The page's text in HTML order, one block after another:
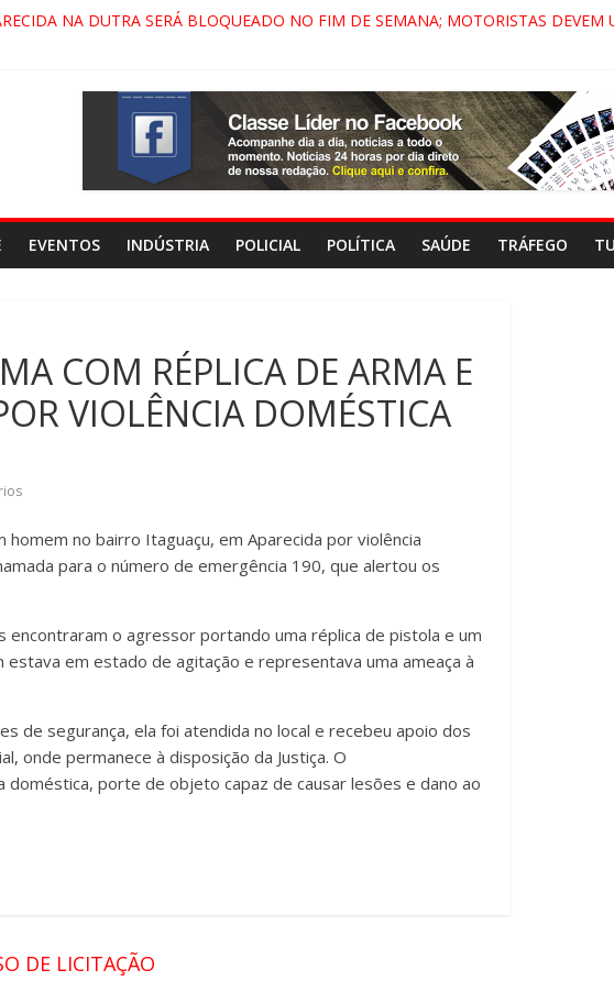
NA DUTRA SERÁ BLOQUEADO NO FIM DE SEMANA; MOTORISTAS DEVEM
DO COMANDO VERMELHO NO VALE”, AFIRMA PROMOTOR DO GAECO
EVENTOS INDÚSTRIA POLICIAL POLÍTICA SAÚDE TRÁFEGO
COM RÉPLICA DE ARMA E
VIOLÊNCIA DOMÉSTICA
no bairro Itaguaçu, em Aparecida por violência
para o número de emergência 190, que alertou os
encontraram o agressor portando uma réplica de pistola e um
em estado de agitação e representava uma ameaça à
de segurança, ela foi atendida no local e recebeu apoio dos
onde permanece à disposição da Justiça. O
porte de objeto capaz de causar lesões e dano ao
DE LICITAÇÃO